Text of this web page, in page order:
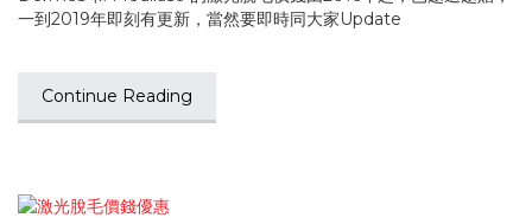
一到2019年即刻有更新，當然要即時同大家Update
Continue Reading